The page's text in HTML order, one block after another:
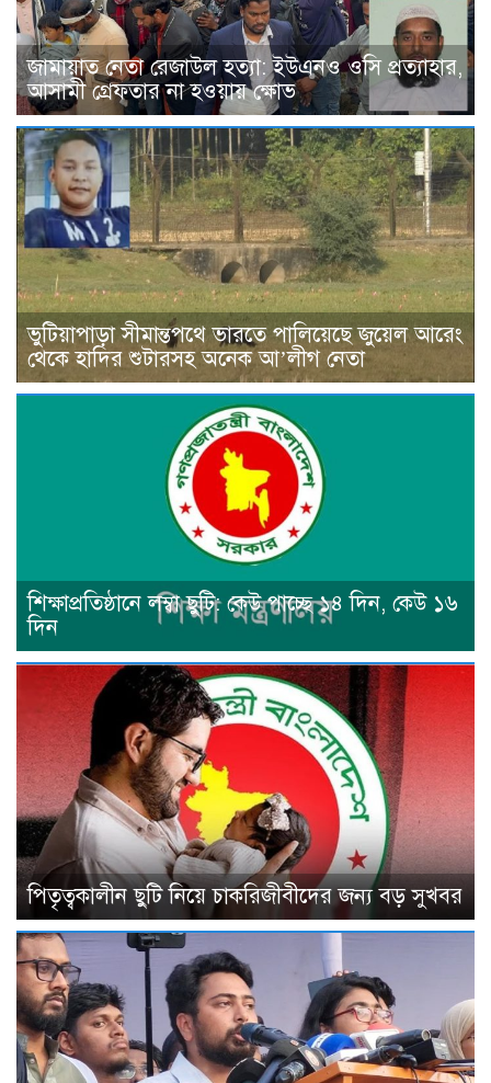
জামায়াত নেতা রেজাউল হত্যা: ইউএনও ওসি প্রত্যাহার,
আসামী গ্রেফতার না হওয়ায় ক্ষোভ
ভুটিয়াপাড়া সীমান্তপথে ভারতে পালিয়েছে জুয়েল আরেং
থেকে হাদির শুটারসহ অনেক আ’লীগ নেতা
শিক্ষাপ্রতিষ্ঠানে লম্বা ছুটি: কেউ পাচ্ছে ১৪ দিন, কেউ ১৬
দিন
পিতৃত্বকালীন ছুটি নিয়ে চাকরিজীবীদের জন্য বড় সুখবর